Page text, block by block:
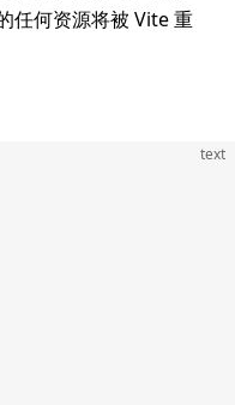
任何资源将被 Vite 重
text